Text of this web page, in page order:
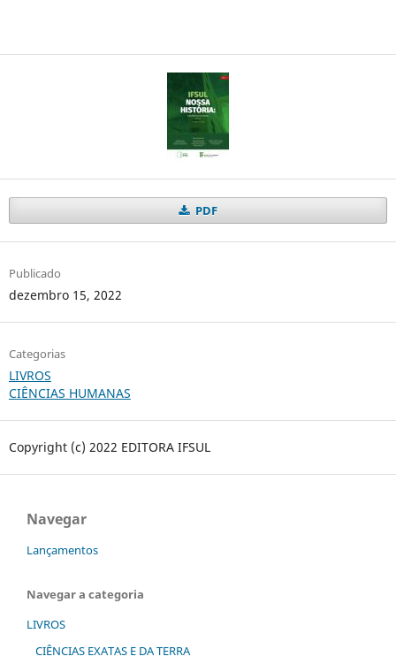
PDF
Publicado
dezembro 15, 2022
Categorias
LIVROS
CIÊNCIAS HUMANAS
Copyright (c) 2022 EDITORA IFSUL
Navegar
Lançamentos
Navegar a categoria
LIVROS
CIÊNCIAS EXATAS E DA TERRA